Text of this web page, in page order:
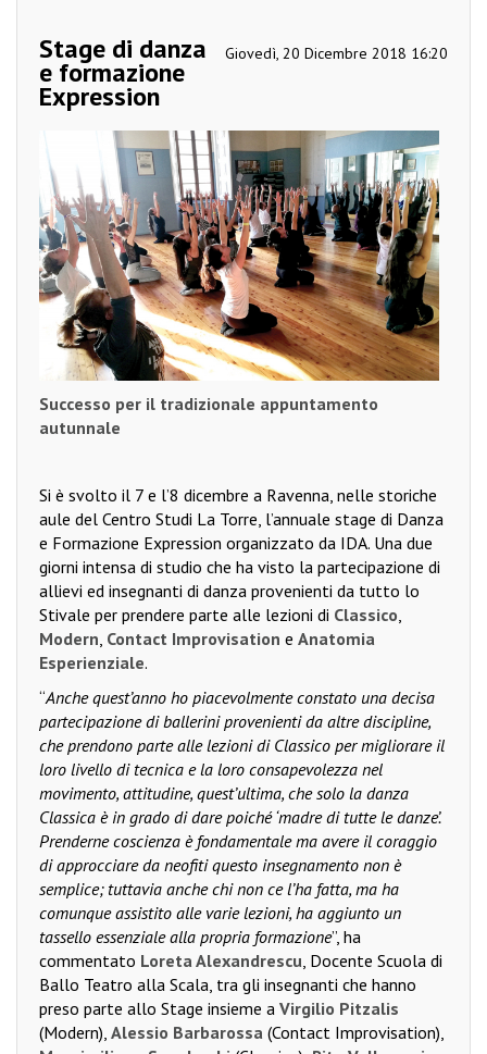
Giovedì, 20 Dicembre 2018 16:20
Stage di danza
e formazione
Expression
Successo per il tradizionale appuntamento
autunnale
Si è svolto il 7 e l’8 dicembre a Ravenna, nelle storiche
aule del Centro Studi La Torre, l’annuale stage di Danza
e Formazione Expression organizzato da IDA. Una due
giorni intensa di studio che ha visto la partecipazione di
allievi ed insegnanti di danza provenienti da tutto lo
Stivale per prendere parte alle lezioni di Classico
Modern Contact Improvisation e Anatomia
Esperienziale.
“Anche quest’anno ho piacevolmente constato una decisa
partecipazione di ballerini provenienti da altre discipline,
che prendono parte alle lezioni di Classico per migliorare il
loro livello di tecnica e la loro consapevolezza nel
movimento, attitudine, quest’ultima, che solo la danza
Classica è in grado di dare poiché ‘madre di tutte le danze’.
Prenderne coscienza è fondamentale ma avere il coraggio
di approcciare da neofiti questo insegnamento non è
semplice; tuttavia anche chi non ce l’ha fatta, ma ha
comunque assistito alle varie lezioni, ha aggiunto un
tassello essenziale alla propria formazione”, ha
commentato Loreta Alexandrescu , Docente Scuola di
Ballo Teatro alla Scala, tra gli insegnanti che hanno
preso parte allo Stage insieme a Virgilio Pitzalis
(Modern), Alessio Barbarossa (Contact Improvisation),